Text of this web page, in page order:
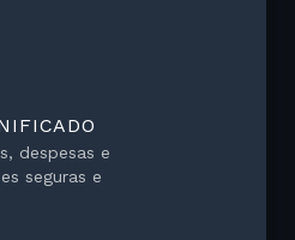
despesas e
seguras e